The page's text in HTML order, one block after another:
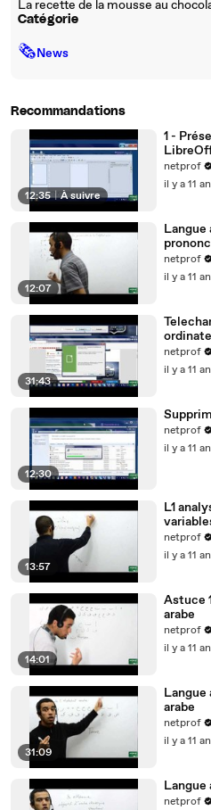
La recette de la mousse au
Catégorie
🗞News
Recommandations
12:35 | À suivre
1 -
netprof
il y a 11
12:07
Langue
netprof
il y a 11
31:43
netprof
il y a 11
12:30
netprof
il y a 11
13:57
L1
netprof
il y a 11
14:01
Astuce
arabe
netprof
il y a 11
31:09
Langue
arabe
netprof
il y a 11
netprof